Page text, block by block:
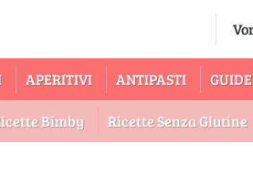
APERITIVI ANTIPASTI GUIDE
Bimby Ricette Senza Glutine